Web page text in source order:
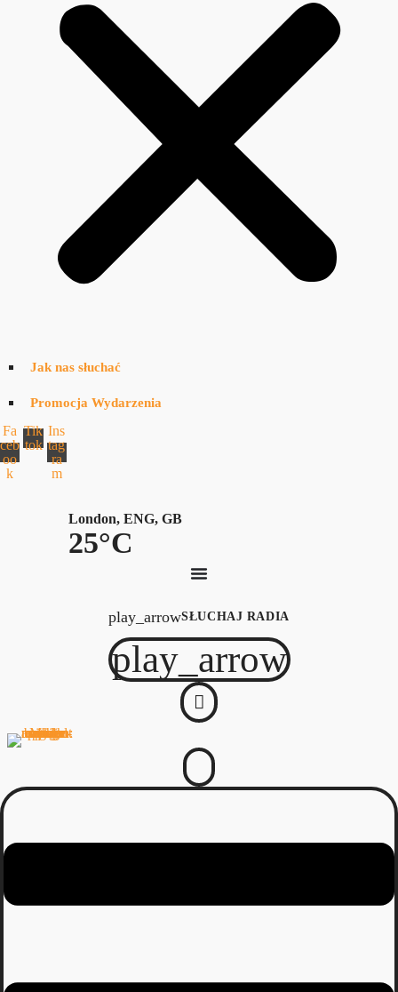
Jak nas słuchać
Promocja Wydarzenia
Fa
ceb
oo
k
Tik
tok
Ins
tag
ra
m
London, ENG, GB
25°C
play_arrowSŁUCHAJ RADIA
play_arrow